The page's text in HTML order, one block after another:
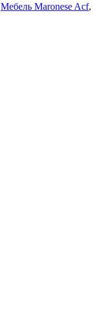
Мебель Maronese Acf,